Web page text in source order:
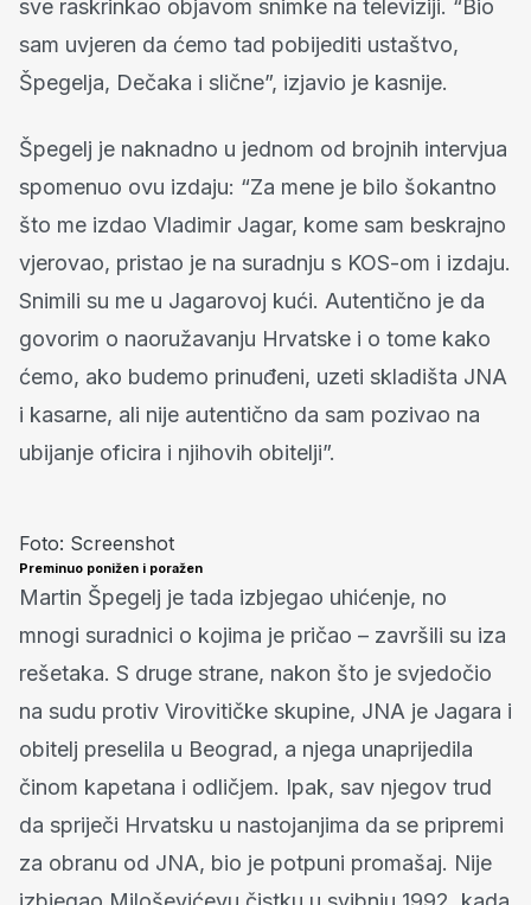
sve raskrinkao objavom snimke na televiziji. “Bio
sam uvjeren da ćemo tad pobijediti ustaštvo,
Špegelja, Dečaka i slične”, izjavio je kasnije.
Špegelj je naknadno u jednom od brojnih intervjua
spomenuo ovu izdaju: “Za mene je bilo šokantno
što me izdao Vladimir Jagar, kome sam beskrajno
vjerovao, pristao je na suradnju s KOS-om i izdaju.
Snimili su me u Jagarovoj kući. Autentično je da
govorim o naoružavanju Hrvatske i o tome kako
ćemo, ako budemo prinuđeni, uzeti skladišta JNA
i kasarne, ali nije autentično da sam pozivao na
ubijanje oficira i njihovih obitelji”.
Foto: Screenshot
Preminuo ponižen i poražen
Martin Špegelj je tada izbjegao uhićenje, no
mnogi suradnici o kojima je pričao – završili su iza
rešetaka. S druge strane, nakon što je svjedočio
na sudu protiv Virovitičke skupine, JNA je Jagara i
obitelj preselila u Beograd, a njega unaprijedila
činom kapetana i odličjem. Ipak, sav njegov trud
da spriječi Hrvatsku u nastojanjima da se pripremi
za obranu od JNA, bio je potpuni promašaj. Nije